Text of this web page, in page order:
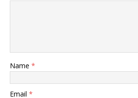
Name *
Email *